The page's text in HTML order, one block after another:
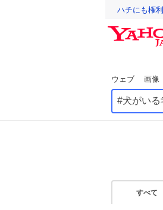
ハチにも権
ウェブ 画像
すべて